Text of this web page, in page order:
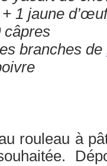
1 jaune d’œuf
câpres
branches de
rouleau à